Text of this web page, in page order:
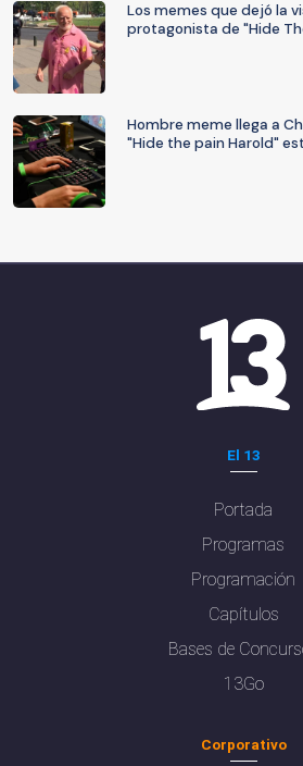
Los memes que dejó la
protagonista de "Hide
Hombre meme llega a
"Hide the pain Harold"
El 13
Portada
Programas
Programación
Capítulos
Bases de
13Go
Corporativo